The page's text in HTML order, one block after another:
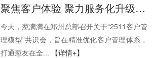
聚焦客户体验 聚力服务化升级 葱满满召开2511客户管理系统搭建共识会
今天，葱满满在郑州总部召开关于“2511客户管
理模型”共识会，旨在精准优化客户管理体系，
打通葱友在全...
【详情+】